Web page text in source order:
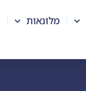
מלונאות